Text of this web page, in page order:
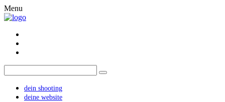
Menu
dein shooting
deine website